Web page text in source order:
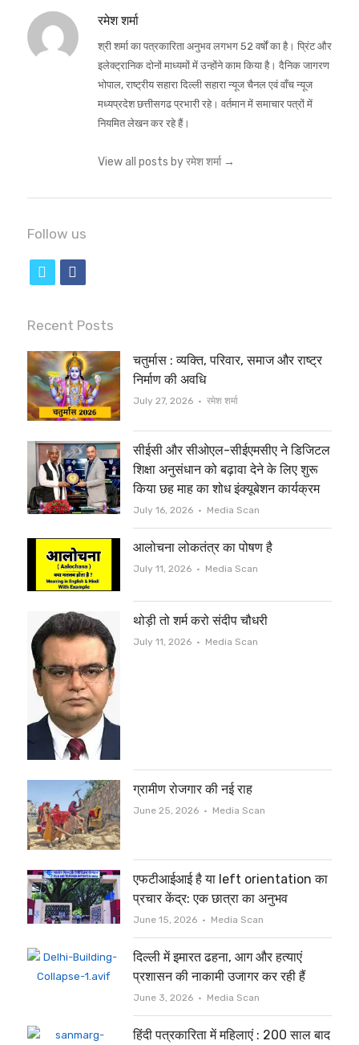
रमेश शर्मा
श्री शर्मा का पत्रकारिता अनुभव लगभग 52 वर्षों का है। प्रिंट और
इलेक्ट्रानिक दोनों माध्यमों में उन्होंने काम किया है। दैनिक जागरण
भोपाल, राष्ट्रीय सहारा दिल्ली सहारा न्यूज चैनल एवं वाँच न्यूज
मध्यप्रदेश छत्तीसगढ प्रभारी रहे। वर्तमान में समाचार पत्रों में
नियमित लेखन कर रहे हैं।
View all posts by रमेश शर्मा →
Follow us
i
t
t
e
r
c
e
b
o
o
k
Recent Posts
चतुर्मास : व्यक्ति, परिवार, समाज और राष्ट्र
निर्माण की अवधि
July 27, 2026 Author
रमेश शर्मा
सीईसी और सीओएल-सीईएमसीए ने डिजिटल
शिक्षा अनुसंधान को बढ़ावा देने के लिए शुरू
किया छह माह का शोध इंक्यूबेशन कार्यक्रम
July 16, 2026 Author
Media Scan
आलोचना लोकतंत्र का पोषण है
July 11, 2026 Author
Media Scan
थोड़ी तो शर्म करो संदीप चौधरी
July 11, 2026 Author
Media Scan
ग्रामीण रोजगार की नई राह
June 25, 2026 Author
Media Scan
एफटीआईआई है या left orientation का
प्रचार केंद्र: एक छात्रा का अनुभव
June 15, 2026 Author
Media Scan
दिल्ली में इमारत ढहना, आग और हत्याएं
प्रशासन की नाकामी उजागर कर रही हैं
June 3, 2026 Author
Media Scan
हिंदी पत्रकारिता में महिलाएं : 200 साल बाद